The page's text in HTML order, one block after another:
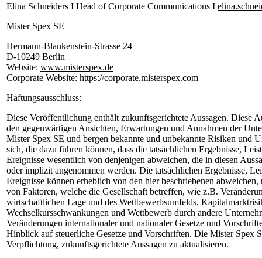
Elina Schneiders I Head of Corporate Communications I
Mister Spex SE
Hermann-Blankenstein-Strasse 24
D-10249 Berlin
Website: www.misterspex.de
Corporate Website: https://corporate.misterspex.com
Haftungsausschluss:
Diese Veröffentlichung enthält zukunftsgerichtete Aussagen. Diese
den gegenwärtigen Ansichten, Erwartungen und Annahmen der
Mister Spex SE und bergen bekannte und unbekannte Risiken und
sich, die dazu führen können, dass die tatsächlichen Ergebnisse,
Ereignisse wesentlich von denjenigen abweichen, die in diesen
oder implizit angenommen werden. Die tatsächlichen Ergebnisse,
Ereignisse können erheblich von den hier beschriebenen
von Faktoren, welche die Gesellschaft betreffen, wie z.B.
wirtschaftlichen Lage und des Wettbewerbsumfelds,
Wechselkursschwankungen und Wettbewerb durch andere
Veränderungen internationaler und nationaler Gesetze und
Hinblick auf steuerliche Gesetze und Vorschriften. Die Mister Spex
Verpflichtung, zukunftsgerichtete Aussagen zu aktualisieren.